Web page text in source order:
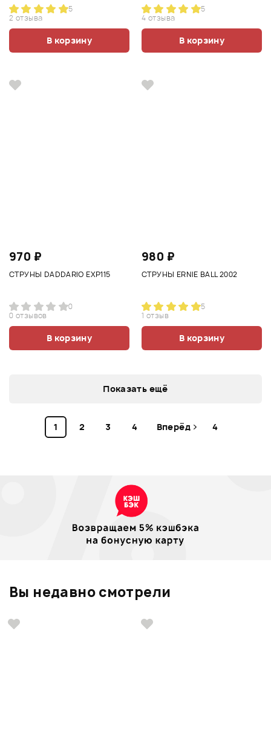
5
2 отзыва
В корзину
5
4 отзыва
В корзину
970 ₽
СТРУНЫ DADDARIO EXP115
0
0 отзывов
В корзину
980 ₽
СТРУНЫ ERNIE BALL 2002
5
1 отзыв
В корзину
Показать ещё
1 2 3 4 Вперёд 4
Вы недавно смотрели